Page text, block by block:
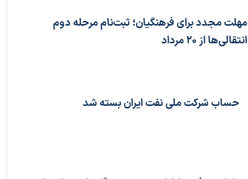
مهلت مجدد برای فرهنگیان؛ ثبت‌نام مرحله دوم
انتقالی‌ها از ۲۰ مرداد
حساب‌ شرکت ملی نفت ایران بسته شد